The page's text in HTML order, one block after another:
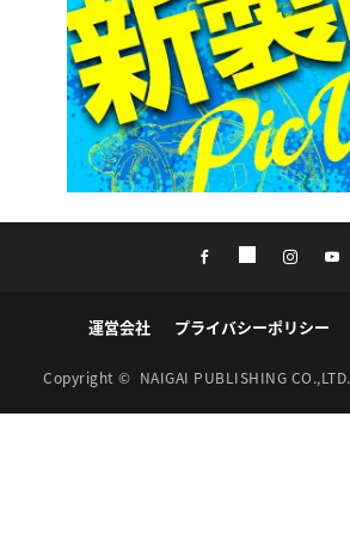
運営会社 プライバシーポリシー
Copyright © NAIGAI PUBLISHING CO.,LTD.